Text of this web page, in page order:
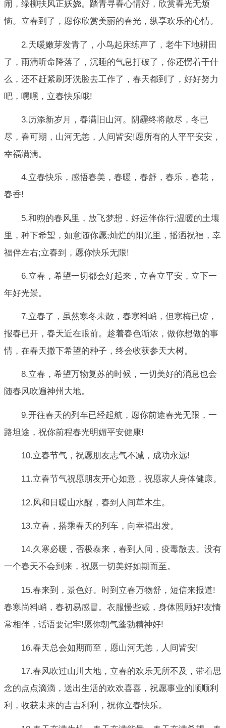
闹，绿柳扶风正妖娆。踏青寻春心情好，欣赏春光无烦
恼。立春到了，愿你欣赏美丽的春光，纵享欢乐的心情。
2.天暖嫩芽发青了，小鸟起床练声了，老牛下地耕田
了，雨滴听命降落了，沉睡的气息打破了，你还愣着干什
么，还不赶紧刷牙洗脸去工作了，春天都到了，好好努力
吧，嘿嘿，立春快乐哦!
3.历添新岁月，春满旧山河。阴霾终将散尽，冬已
尽，春可期，山河无恙，人间皆安!愿所有的人平平安安，
幸福满满。
4.立春快乐，感悟春美，春暖，春舒，春乐，春花，
春香!
5.和煦的春风里，放飞梦想，好运伴你行;温暖的土壤
里，种下希望，如意随你愿;灿烂的阳光里，播洒祝福，幸
福伴左右;立春到，愿你快乐无限!
6.立春，希望一切都会好起来，立春立平安，立下一
年好光景。
7.立春了，虽然寒冬未散，春寒料峭，但寒梅已绽，
报春已开，春天近在眼前。趁着春色渐浓，做你想做的事
情，在春天撒下希望的种子，终会收获参天大树。
8.立春，希望万物复苏的时候，一切美好的消息也会
随春风吹遍神州大地。
9.开往春天的列车已经起航，愿你前途春光无限，一
路坦途，祝你前程春光明媚平安健康!
10.立春节气，祝愿朋友志气不减，成功永远!
11.立春节气祝愿朋友开心如意，祝愿家人身体健康。
12.风和日暖山水醒，春到人间草木生。
13.立春，搭乘春天的列车，向幸福出发。
14.久寒必暖，否极泰来，春到人间，疫毒散去。没有
一个春天不会到来，祝愿一切美好如期而至。
15.春来到，景色好。时到立春万物舒，短信来报道!
春寒尚料峭，春初易感冒。衣服慢些减，身体照顾好!友情
常相伴，话语要记牢!愿你朝气蓬勃精神好!
16.春天总会如期而至，愿山河无恙，人间皆安!
17.春风吹过山川大地，立春的欢乐无所不及，带着思
念的点点滴滴，送出生活的欢欢喜喜，祝愿事业的顺顺利
利，收获未来的吉吉利利，祝你立春快乐。